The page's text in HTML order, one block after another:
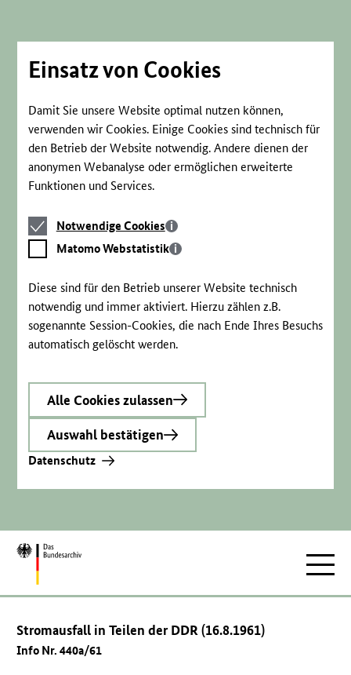
Einsatz von Cookies
Damit Sie unsere Website optimal nutzen können,
verwenden wir Cookies. Einige Cookies sind technisch für
den Betrieb der Website notwendig. Andere dienen der
anonymen Webanalyse oder ermöglichen erweiterte
Funktionen und Services.
Notwendige
Cookies
Notwendige Cookies
Matomo
Webstatistik
Matomo Webstatistik
Diese sind für den Betrieb unserer Website technisch
notwendig und immer aktiviert. Hierzu zählen z.B.
sogenannte Session-Cookies, die nach Ende Ihres Besuchs
automatisch gelöscht werden.
Alle Cookies zulassen
Auswahl bestätigen
Datenschutz
Zur
Stromausfall in Teilen der DDR (16.8.1961)
Info Nr. 440a/61